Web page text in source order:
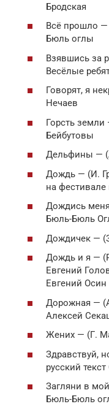
Бродская
Всё прошло
Бюль оглы
Взявшись за
Весёлые
Говорят, я
Нечаев
Горсть
Бейбутовы
Дельфины —
Дождь — (И.
на фестивале
Дождись
Бюль-Бюль
Дождичек —
Дождь и я —
Евгений
Евгений Осин
Дорожная —
Алексей
Жених — (Г.
Здравствуй,
русский
Загляни в
Бюль-Бюль